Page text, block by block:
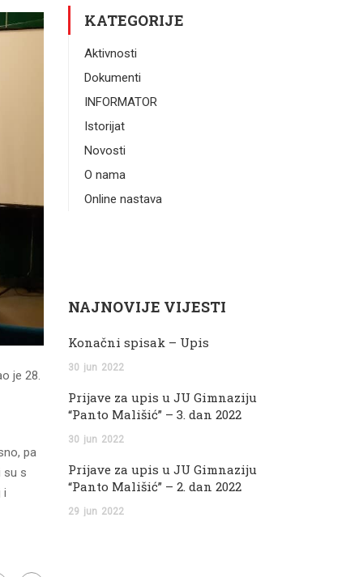
je 28.
pa
su s
i
KATEGORIJE
Aktivnosti
Dokumenti
INFORMATOR
Istorijat
Novosti
O nama
Online nastava
NAJNOVIJE VIJESTI
Konačni spisak – Upis
30 jun 2022
Prijave za upis u JU Gimnaziju
“Panto Mališić” – 3. dan 2022
30 jun 2022
Prijave za upis u JU Gimnaziju
“Panto Mališić” – 2. dan 2022
29 jun 2022